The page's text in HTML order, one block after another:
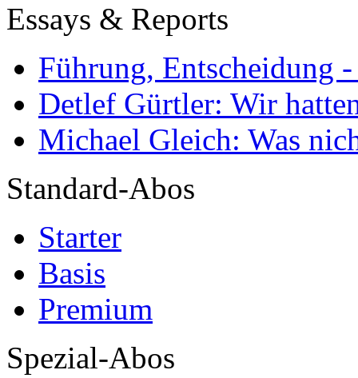
Essays & Reports
Führung, Entscheidung
Detlef Gürtler: Wir
Michael Gleich: Was
Standard-Abos
Starter
Basis
Premium
Spezial-Abos